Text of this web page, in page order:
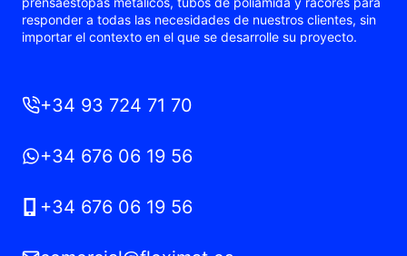
responder a todas las necesidades de nuestros clientes, sin
importar el contexto en el que se desarrolle su proyecto.
+34 93 724 71 70
+34 676 06 19 56
+34 676 06 19 56